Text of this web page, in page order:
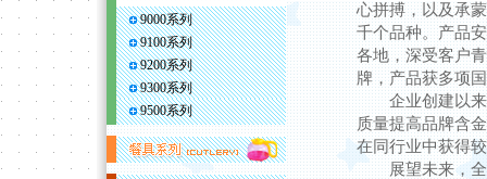
9000系列
9100系列
9200系列
9300系列
9500系列
心拼搏，以及承
千个品种。产品
各地，深受客户
牌，产品获多项
企业创建以来，
质量提高品牌含
在同行业中获得
展望未来，全体